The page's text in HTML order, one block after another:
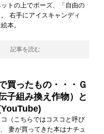
トの上でポーズ、「自由の
右手にアイスキャンディ
本。
記事を読む
買ったもの・・・Ｇ
子組み換え作物）と
（こちらではコスコと呼び
妻が買ってきた本はナチュ